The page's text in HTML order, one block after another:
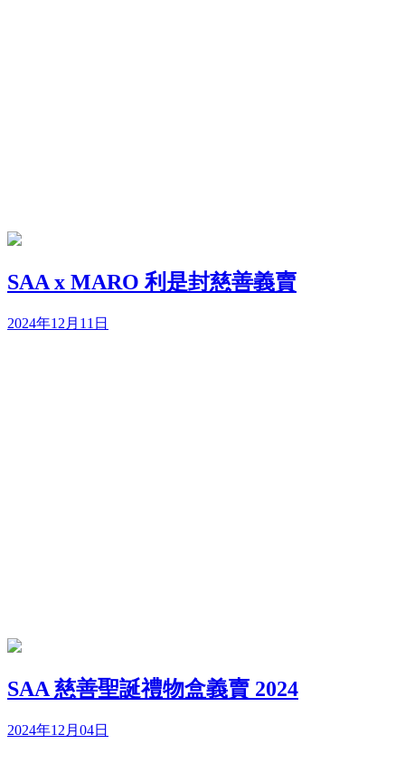
SAA x MARO 利是封慈善義賣
2024年12月11日
SAA 慈善聖誕禮物盒義賣 2024
2024年12月04日